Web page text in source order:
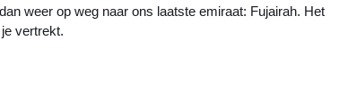
weer op weg naar ons laatste emiraat: Fujairah. Het
vertrekt.